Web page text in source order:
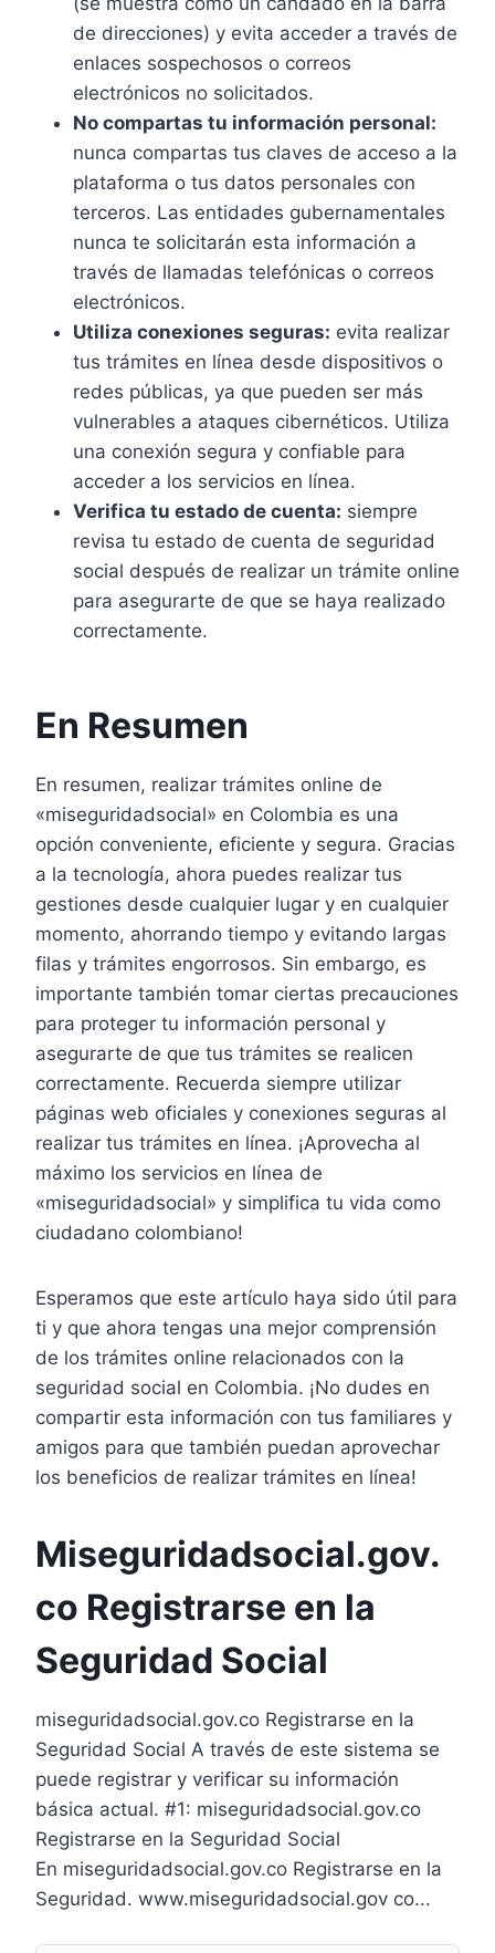
de direcciones) y evita acceder a través de
enlaces sospechosos o correos
electrónicos no solicitados.
No compartas tu información personal:
nunca compartas tus claves de acceso a la
plataforma o tus datos personales con
terceros. Las entidades gubernamentales
nunca te solicitarán esta información a
través de llamadas telefónicas o correos
electrónicos.
Utiliza conexiones seguras: evita realizar
tus trámites en línea desde dispositivos o
redes públicas, ya que pueden ser más
vulnerables a ataques cibernéticos. Utiliza
una conexión segura y confiable para
acceder a los servicios en línea.
Verifica tu estado de cuenta: siempre
revisa tu estado de cuenta de seguridad
social después de realizar un trámite online
para asegurarte de que se haya realizado
correctamente.
En Resumen
En resumen, realizar trámites online de
«miseguridadsocial» en Colombia es una
opción conveniente, eficiente y segura. Gracias
a la tecnología, ahora puedes realizar tus
gestiones desde cualquier lugar y en cualquier
momento, ahorrando tiempo y evitando largas
filas y trámites engorrosos. Sin embargo, es
importante también tomar ciertas precauciones
para proteger tu información personal y
asegurarte de que tus trámites se realicen
correctamente. Recuerda siempre utilizar
páginas web oficiales y conexiones seguras al
realizar tus trámites en línea. ¡Aprovecha al
máximo los servicios en línea de
«miseguridadsocial» y simplifica tu vida como
ciudadano colombiano!
Esperamos que este artículo haya sido útil para
ti y que ahora tengas una mejor comprensión
de los trámites online relacionados con la
seguridad social en Colombia. ¡No dudes en
compartir esta información con tus familiares y
amigos para que también puedan aprovechar
los beneficios de realizar trámites en línea!
Miseguridadsocial.gov.
co Registrarse en la
Seguridad Social
miseguridadsocial.gov.co Registrarse en la
Seguridad Social A través de este sistema se
puede registrar y verificar su información
básica actual. #1: miseguridadsocial.gov.co
Registrarse en la Seguridad Social
En miseguridadsocial.gov.co Registrarse en la
Seguridad. www.miseguridadsocial.gov co...